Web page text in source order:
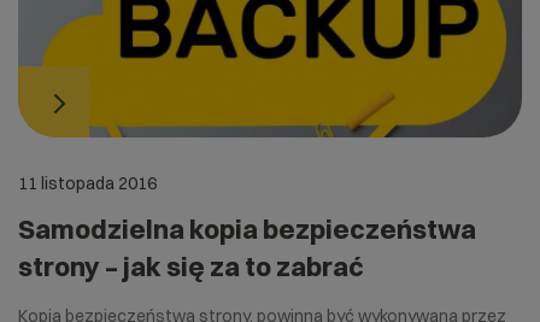
11 listopada 2016
Samodzielna kopia bezpieczeństwa
strony – jak się za to zabrać
Kopia bezpieczeństwa strony, powinna być wykonywana przez